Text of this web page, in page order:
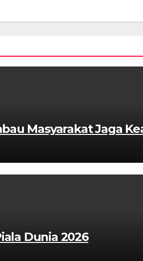
Masyarakat Jaga
Dunia 2026